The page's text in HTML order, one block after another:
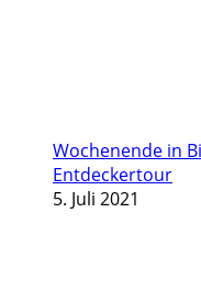
Wochenende in
Entdeckertour
5. Juli 2021